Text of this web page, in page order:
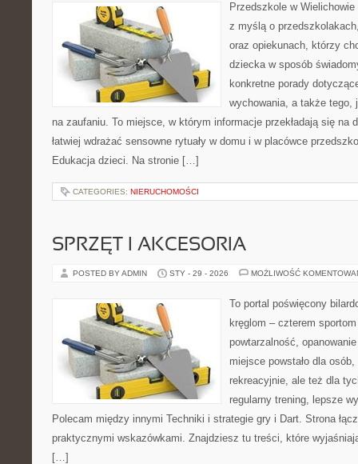
Przedszkole w
z myślą o
oraz opiekunach, którzy
dziecka w sposób
konkretne porady
wychowania, a także tego,
na zaufaniu. To miejsce, w którym informacje przekładają się na
łatwiej wdrażać sensowne rytuały w domu i w placówce
Edukacja dzieci. Na stronie […]
CATEGORIES: NIERUCHOMOŚCI
SPRZĘT I AKCESORIA
POSTED BY ADMIN STY - 29 - 2026 MOŻLIWOŚĆ
To portal poświęcony
kręglom – czterem
powtarzalność,
miejsce powstało dla
rekreacyjnie, ale też dla
regularny trening, lepsze
Polecam między innymi Techniki i strategie gry i Dart. Strona
praktycznymi wskazówkami. Znajdziesz tu treści, które
[…]